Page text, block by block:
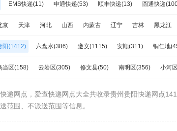
EMS快递(11) 申通快递(53) 顺丰快递(13) 圆通快递
新邦物流(2) 中铁物流(14) 品骏快递(24) 远成快运
京 天津 河北 山西 内蒙古 辽宁 吉林 黑龙江
南 湖北
湾省 香港
阳(1412) 六盘水(386) 遵义(1115) 安顺(311) 铜仁地
当区(158) 云岩区(305) 修文县(50) 南明区(356) 小河
快递网点，爱查快递网点大全共收录贵州贵阳快递网点
范围、不派送范围等信息。